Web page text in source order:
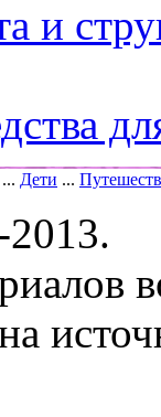
и
... Дети ...